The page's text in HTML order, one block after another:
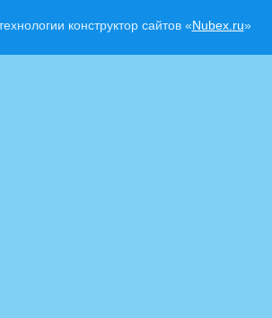
конструктор сайтов «Nubex.ru»